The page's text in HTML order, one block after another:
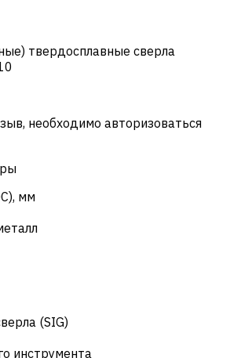
твердосплавные сверла
необходимо авторизоваться
мм
(SIG)
инструмента